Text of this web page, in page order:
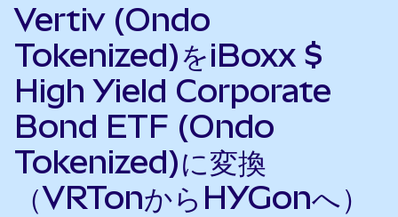
Vertiv (Ondo
Tokenized)をiBoxx $
High Yield Corporate
Bond ETF (Ondo
Tokenized)に変換
（VRTonからHYGonへ）